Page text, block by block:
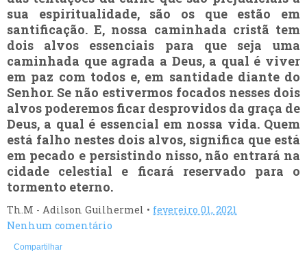
sua espiritualidade, são os que estão em
santificação. E, nossa caminhada cristã tem
dois alvos essenciais para que seja uma
caminhada que agrada a Deus, a qual é viver
em paz com todos e, em santidade diante do
Senhor. Se não estivermos focados nesses dois
alvos poderemos ficar desprovidos da graça de
Deus, a qual é essencial em nossa vida. Quem
está falho nestes dois alvos, significa que está
em pecado e persistindo nisso, não entrará na
cidade celestial e ficará reservado para o
tormento eterno.
Th.M - Adilson Guilhermel • fevereiro 01, 2021
Nenhum comentário
Compartilhar